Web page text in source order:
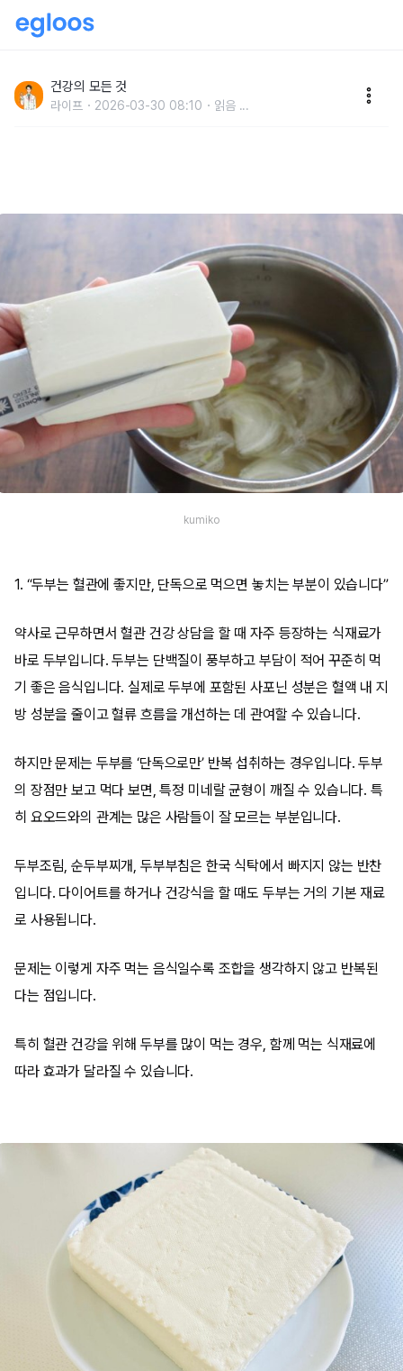
염증이 싹 사라졌습니다
건강의 모든 것
라이프 2026-03-30 08:10 읽음 ...
kumiko
1. “두부는 혈관에 좋지만, 단독으로 먹으면 놓치는 부분이 있습니다”
약사로 근무하면서 혈관 건강 상담을 할 때 자주 등장하는 식재료가
바로 두부입니다. 두부는 단백질이 풍부하고 부담이 적어 꾸준히 먹
기 좋은 음식입니다. 실제로 두부에 포함된 사포닌 성분은 혈액 내 지
방 성분을 줄이고 혈류 흐름을 개선하는 데 관여할 수 있습니다.
하지만 문제는 두부를 ‘단독으로만’ 반복 섭취하는 경우입니다. 두부
의 장점만 보고 먹다 보면, 특정 미네랄 균형이 깨질 수 있습니다. 특
히 요오드와의 관계는 많은 사람들이 잘 모르는 부분입니다.
두부조림, 순두부찌개, 두부부침은 한국 식탁에서 빠지지 않는 반찬
입니다. 다이어트를 하거나 건강식을 할 때도 두부는 거의 기본 재료
로 사용됩니다.
문제는 이렇게 자주 먹는 음식일수록 조합을 생각하지 않고 반복된
다는 점입니다.
특히 혈관 건강을 위해 두부를 많이 먹는 경우, 함께 먹는 식재료에
따라 효과가 달라질 수 있습니다.